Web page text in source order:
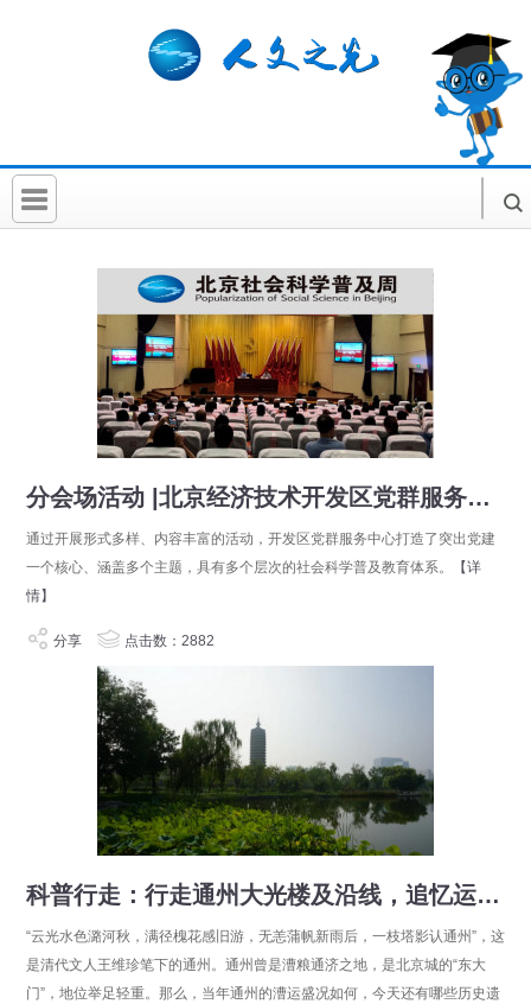
人文北京
社科卡片
社科讲堂
科普活动 分会场活动 |北京经济技术开发区党群服务中心理论大讲堂成功举办
通过开展形式多样、内容丰富的活动，开发区党群服务中心打造了突出党建
一个核心、涵盖多个主题，具有多个层次的社会科学普及教育体系。
【详
情】
分享 点击数：2882
科普行走：行走通州大光楼及沿线，追忆运河漕运盛况
“云光水色潞河秋，满径槐花感旧游，无恙蒲帆新雨后，一枝塔影认通州”，这
是清代文人王维珍笔下的通州。通州曾是漕粮通济之地，是北京城的“东大
门”，地位举足轻重。那么，当年通州的漕运盛况如何，今天还有哪些历史遗